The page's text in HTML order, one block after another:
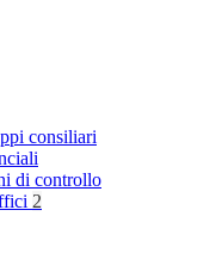
consiliari
di controllo
2